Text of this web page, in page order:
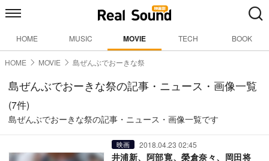
HOME MUSIC MOVIE TECH BOOK
HOME MOVIE 島ぜんぶでおーきな祭
島ぜんぶでおーきな祭の記事・ニュース・画像一覧
(7件)
島ぜんぶでおーきな祭の記事・ニュース・画像一覧です
映画 2018.04.23 02:45
井浦新、阿部寛、榮倉奈々、岡田将